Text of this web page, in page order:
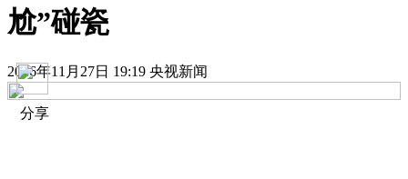
尬”碰瓷
2016年11月27日 19:19 央视新闻
分享